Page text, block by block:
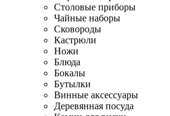
Столовые приборы
Чайные наборы
Сковороды
Кастрюли
Ножи
Блюда
Бокалы
Бутылки
Винные аксессуары
Деревянная посуда